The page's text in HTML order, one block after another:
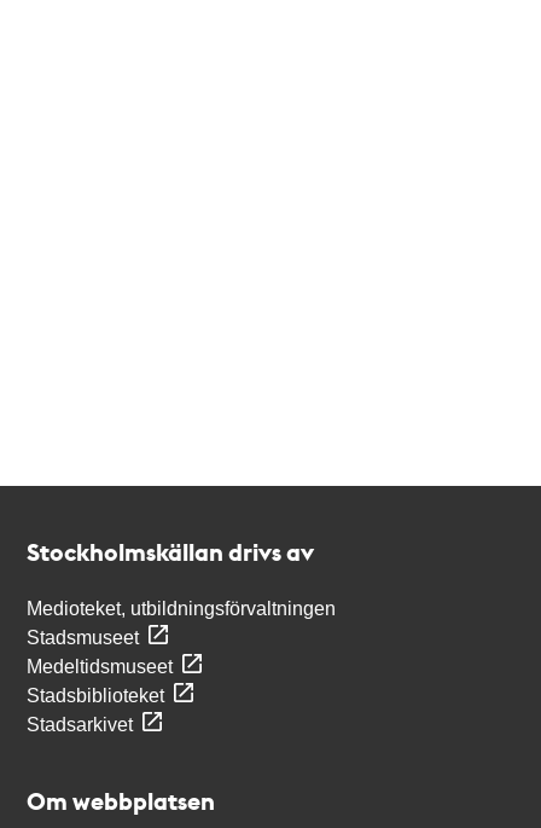
Stockholmskällan drivs av
Medioteket, utbildningsförvaltningen
Stadsmuseet
Medeltidsmuseet
Stadsbiblioteket
Stadsarkivet
Om webbplatsen